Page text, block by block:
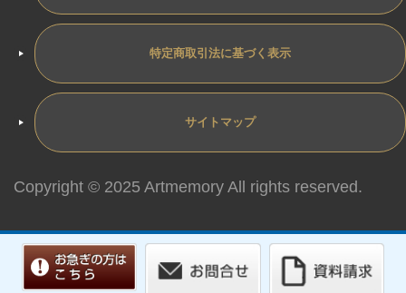
特定商取引法に基づく表示
サイトマップ
Copyright © 2025 Artmemory All rights reserved.